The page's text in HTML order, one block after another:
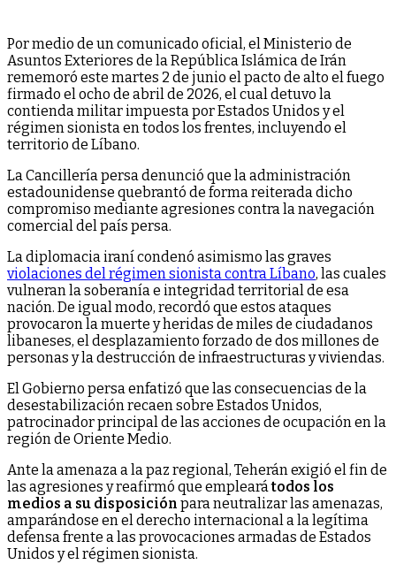
Por medio de un comunicado oficial, el Ministerio de
Asuntos Exteriores de la República Islámica de Irán
rememoró este martes 2 de junio el pacto de alto el fuego
firmado el ocho de abril de 2026, el cual detuvo la
contienda militar impuesta por Estados Unidos y el
régimen sionista en todos los frentes, incluyendo el
territorio de Líbano.
La Cancillería persa denunció que la administración
estadounidense quebrantó de forma reiterada dicho
compromiso mediante agresiones contra la navegación
comercial del país persa.
La diplomacia iraní condenó asimismo las graves
violaciones del régimen sionista contra Líbano, las cuales
vulneran la soberanía e integridad territorial de esa
nación. De igual modo, recordó que estos ataques
provocaron la muerte y heridas de miles de ciudadanos
libaneses, el desplazamiento forzado de dos millones de
personas y la destrucción de infraestructuras y viviendas.
El Gobierno persa enfatizó que las consecuencias de la
desestabilización recaen sobre Estados Unidos,
patrocinador principal de las acciones de ocupación en la
región de Oriente Medio.
Ante la amenaza a la paz regional, Teherán exigió el fin de
las agresiones y reafirmó que emplearátodos los
medios a su disposición para neutralizar las amenazas,
amparándose en el derecho internacional a la legítima
defensa frente a las provocaciones armadas de Estados
Unidos y el régimen sionista.